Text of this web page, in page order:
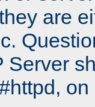
are
Server